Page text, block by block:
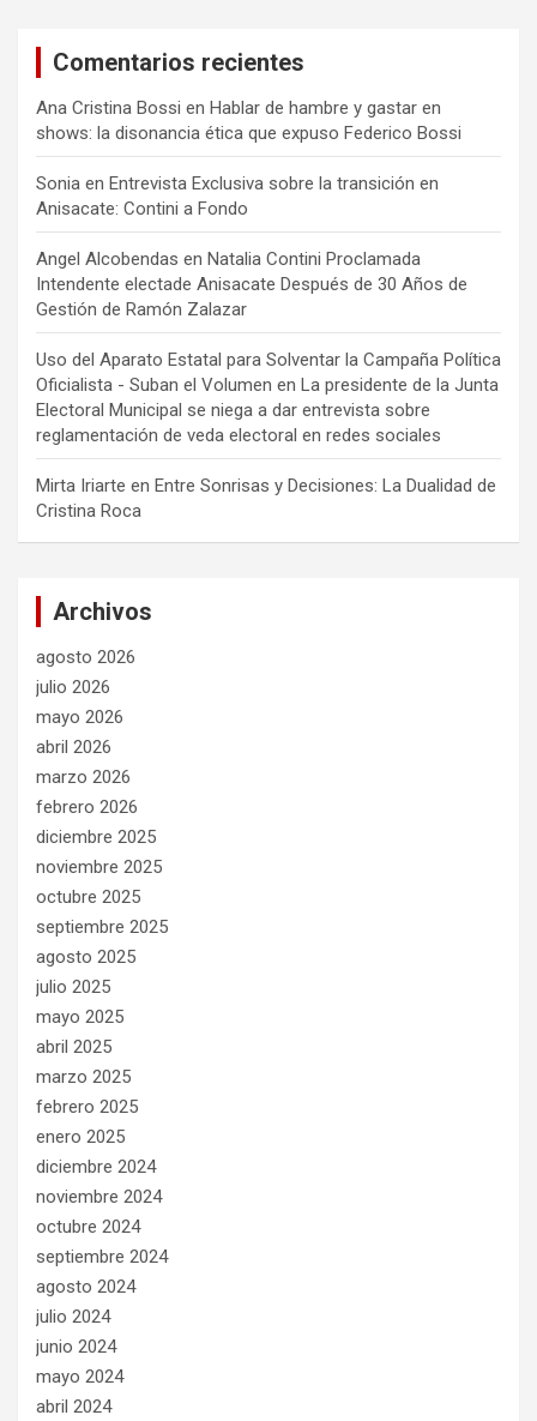
Comentarios recientes
Ana Cristina Bossi en Hablar de hambre y gastar en
shows: la disonancia ética que expuso Federico Bossi
Sonia en Entrevista Exclusiva sobre la transición en
Anisacate: Contini a Fondo
Angel Alcobendas en Natalia Contini Proclamada
Intendente electade Anisacate Después de 30 Años de
Gestión de Ramón Zalazar
Uso del Aparato Estatal para Solventar la Campaña Política
Oficialista - Suban el Volumen en La presidente de la Junta
Electoral Municipal se niega a dar entrevista sobre
reglamentación de veda electoral en redes sociales
Mirta Iriarte en Entre Sonrisas y Decisiones: La Dualidad de
Cristina Roca
Archivos
agosto 2026
julio 2026
mayo 2026
abril 2026
marzo 2026
febrero 2026
diciembre 2025
noviembre 2025
octubre 2025
septiembre 2025
agosto 2025
julio 2025
mayo 2025
abril 2025
marzo 2025
febrero 2025
enero 2025
diciembre 2024
noviembre 2024
octubre 2024
septiembre 2024
agosto 2024
julio 2024
junio 2024
mayo 2024
abril 2024